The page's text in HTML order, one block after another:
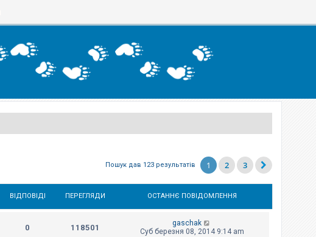
Пошук дав 123 результатів 1 2 3
ВІДПОВІДІ ПЕРЕГЛЯДИ ОСТАННЄ ПОВІДОМЛЕННЯ
0 118501
gaschak
Суб березня 08, 2014 9:14 am